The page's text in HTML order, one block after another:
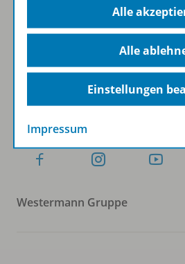
Zum Newsletter
Folgen Sie uns auf Social Media
Westermann Gruppe
Alle
Alle
Einstellungen
Impressum